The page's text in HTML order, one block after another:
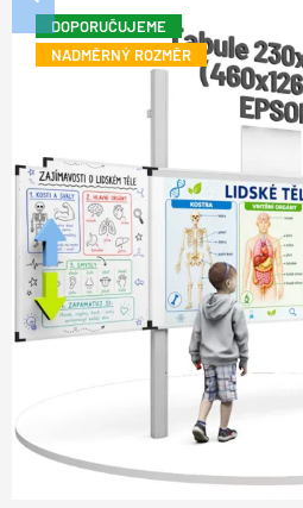
DOPORUČUJEME
NADMĚRNÝ ROZMĚR